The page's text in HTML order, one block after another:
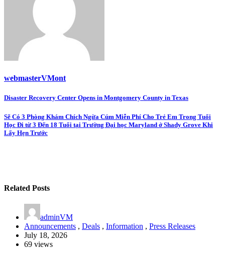
webmasterVMont
Post
navigation
Disaster Recovery Center Opens in Montgomery County in Texas
Sẽ Có 3 Phòng Khám Chích Ngừa Cúm Miễn Phí Cho Trẻ Em Trong Tuổi
Học Đi từ 3 Đến 18 Tuổi tại Trường Đại học Maryland ở Shady Grove Khi
Lấy Hẹn Trước
Related Posts
adminVM
Announcements , Deals , Information , Press Releases
July 18, 2026
69 views